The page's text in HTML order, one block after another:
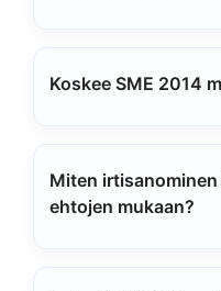
Koskee SME 2014
Miten
ehtojen mukaan?